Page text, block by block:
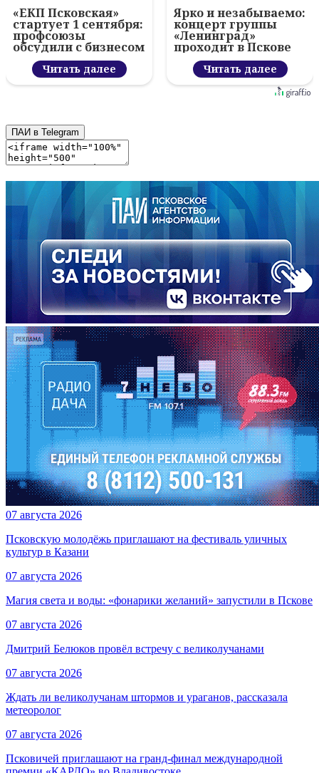
«ЕКП Псковская»
стартует 1 сентября:
профсоюзы
обсудили с бизнесом
новый цифровой
проектЧитать далее
Ярко и незабываемо:
концерт группы
«Ленинград»
проходит в Пскове
Читать далее
ПАИ в Telegram
07 августа 2026
Псковскую молодёжь приглашают на фестиваль уличных
культур в Казани
07 августа 2026
Магия света и воды: «фонарики желаний» запустили в Пскове
07 августа 2026
Дмитрий Белюков провёл встречу с великолучанами
07 августа 2026
Ждать ли великолучанам штормов и ураганов, рассказала
метеоролог
07 августа 2026
Псковичей приглашают на гранд‑финал международной